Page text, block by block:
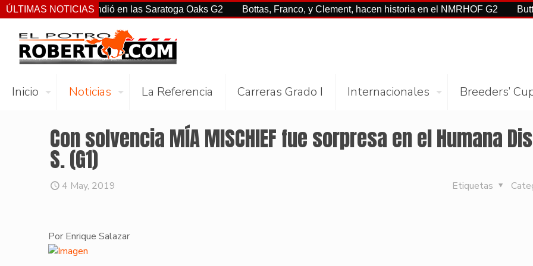
ÚLTIMAS NOTICIAS
Jr. sorprendió en las Saratoga Oaks G2 Bottas, Franco, y Clement, hacen historia en el NMRHOF G2 Buttah con
Inicio Noticias La Referencia Carreras Grado I Internacionales Breeders’
Con solvencia MÍA MISCHIEF fue sorpresa en el Humana
S. (G1)
4 May, 2019 Etiquetas
Por Enrique Salazar